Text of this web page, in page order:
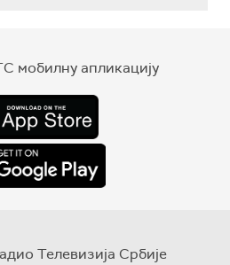
мобилну апликацију
Телевизија Србије